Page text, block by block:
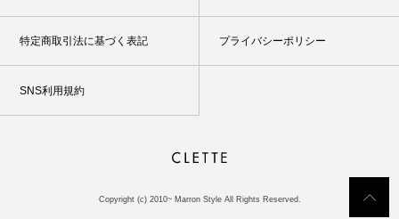
特定商取引法に基づく表記 プライバシーポリシー
SNS利用規約
Copyright (c) 2010~ Marron Style All Rights Reserved.